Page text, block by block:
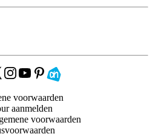
voorwaarden
aanmelden
voorwaarden